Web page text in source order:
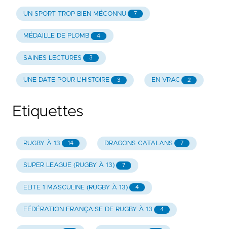
UN SPORT TROP BIEN MÉCONNU 7
MÉDAILLE DE PLOMB 4
SAINES LECTURES 3
UNE DATE POUR L'HISTOIRE 3 EN VRAC 2
Etiquettes
RUGBY À 13 14 DRAGONS CATALANS 7
SUPER LEAGUE (RUGBY À 13) 7
ELITE 1 MASCULINE (RUGBY À 13) 4
FÉDÉRATION FRANÇAISE DE RUGBY À 13 4